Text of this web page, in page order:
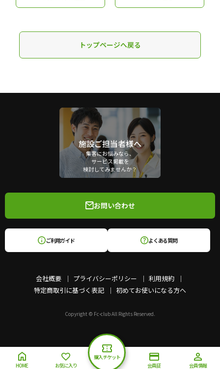
トップページへ戻る
施設ご担当者様へ
集客にお悩みなら、
サービス掲載を
検討してみませんか？
会社概要 プライバシーポリシー
利用規約
特定商取引に基づく表記
初めてお使いになる方へ
お問い合わせ
ご利用ガイド よくある質問
Copyright © Fc-club All Rights Reserved.
HOME お気に入り
購入チケット
会員証
会員情報